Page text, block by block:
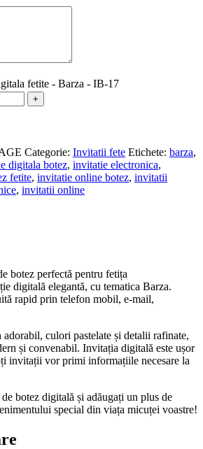
fetite - Barza - IB-17
Categorie: Invitatii fete Etichete: barza,
digitala botez, invitatie electronica,
fetite, invitatie online botez, invitatii
, invitatii online
botez perfectă pentru fetița
digitală elegantă, cu tematica Barza.
rapid prin telefon mobil, e-mail,
culori pastelate și detalii rafinate,
și convenabil. Invitația digitală este ușor
invitații vor primi informațiile necesare la
botez digitală și adăugați un plus de
special din viața micuței voastre!